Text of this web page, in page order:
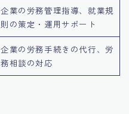
企業の労務管理指導、就業規
則の策定・運用サポート
企業の労務手続きの代行、労
務相談の対応